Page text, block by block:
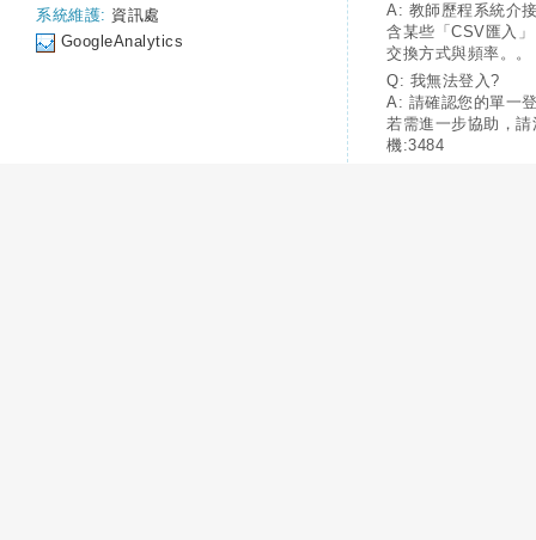
系統維護: 資訊處
GoogleAnalytics
A: 教師歷程系統介
含某些「CSV匯入
交換方式與頻率。。
Q: 我無法登入?
A: 請確認您的單一
若需進一步協助，
機:3484